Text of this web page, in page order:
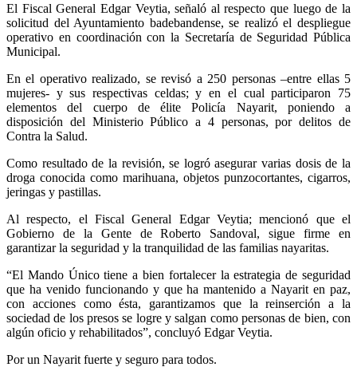
El Fiscal General Edgar Veytia, señaló al respecto que luego de la
solicitud del Ayuntamiento badebandense, se realizó el despliegue
operativo en coordinación con la Secretaría de Seguridad Pública
Municipal.
En el operativo realizado, se revisó a 250 personas –entre ellas 5
mujeres- y sus respectivas celdas; y en el cual participaron 75
elementos del cuerpo de élite Policía Nayarit, poniendo a
disposición del Ministerio Público a 4 personas, por delitos de
Contra la Salud.
Como resultado de la revisión, se logró asegurar varias dosis de la
droga conocida como marihuana, objetos punzocortantes, cigarros,
jeringas y pastillas.
Al respecto, el Fiscal General Edgar Veytia; mencionó que el
Gobierno de la Gente de Roberto Sandoval, sigue firme en
garantizar la seguridad y la tranquilidad de las familias nayaritas.
“El Mando Único tiene a bien fortalecer la estrategia de seguridad
que ha venido funcionando y que ha mantenido a Nayarit en paz,
con acciones como ésta, garantizamos que la reinserción a la
sociedad de los presos se logre y salgan como personas de bien, con
algún oficio y rehabilitados”, concluyó Edgar Veytia.
Por un Nayarit fuerte y seguro para todos.